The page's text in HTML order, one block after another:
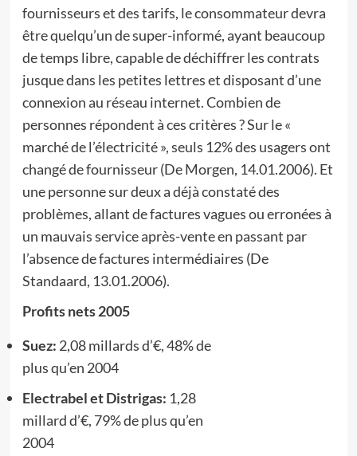
fournisseurs et des tarifs, le consommateur devra
être quelqu’un de super-informé, ayant beaucoup
de temps libre, capable de déchiffrer les contrats
jusque dans les petites lettres et disposant d’une
connexion au réseau internet. Combien de
personnes répondent à ces critères ? Sur le «
marché de l’électricité », seuls 12% des usagers ont
changé de fournisseur (De Morgen, 14.01.2006). Et
une personne sur deux a déjà constaté des
problèmes, allant de factures vagues ou erronées à
un mauvais service après-vente en passant par
l’absence de factures intermédiaires (De
Standaard, 13.01.2006).
Profits nets 2005
Suez: 2,08 millards d’€, 48% de
plus qu’en 2004
Electrabel et Distrigas: 1,28
millard d’€, 79% de plus qu’en
2004